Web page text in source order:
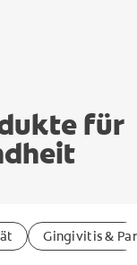
für
Gingivitis &